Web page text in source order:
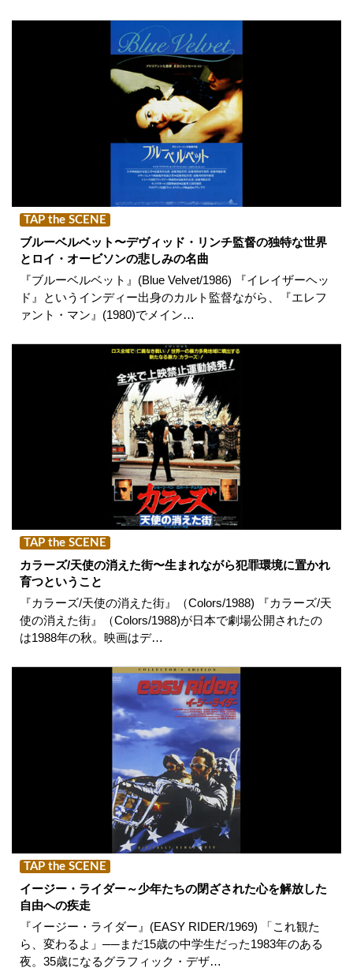
TAP the SCENE
ブルーベルベット〜デヴィッド・リンチ監督の独特な世界
とロイ・オービソンの悲しみの名曲
『ブルーベルベット』(Blue Velvet/1986) 『イレイザーヘッ
ド』というインディー出身のカルト監督ながら、『エレフ
ァント・マン』(1980)でメイン…
TAP the SCENE
カラーズ/天使の消えた街〜生まれながら犯罪環境に置かれ
育つということ
『カラーズ/天使の消えた街』（Colors/1988) 『カラーズ/天
使の消えた街』（Colors/1988)が日本で劇場公開されたの
は1988年の秋。映画はデ…
TAP the SCENE
イージー・ライダー～少年たちの閉ざされた心を解放した
自由への疾走
『イージー・ライダー』(EASY RIDER/1969) 「これ観た
ら、変わるよ」──まだ15歳の中学生だった1983年のある
夜。35歳になるグラフィック・デザ…